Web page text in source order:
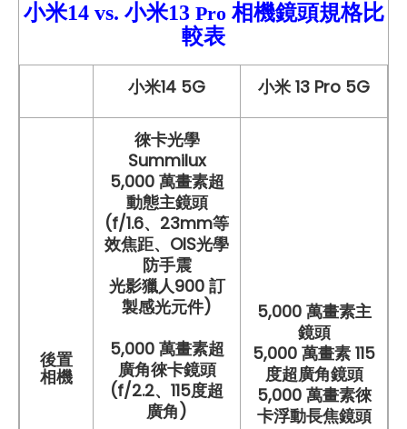
小米14 vs. 小米13Pro相機鏡頭規格比
較表
小米14 5G 小米 13 Pro 5G
後置
相機
徠卡光學
Summilux
5,000 萬畫素超
動態主鏡頭
(f/1.6、23mm等
效焦距、OIS光學
防手震
光影獵人900 訂
製感光元件)
5,000 萬畫素超
廣角徠卡鏡頭
(f/2.2、115度超
廣角)
5,000 萬畫素主
鏡頭
5,000 萬畫素 115
度超廣角鏡頭
5,000 萬畫素徠
卡浮動長焦鏡頭